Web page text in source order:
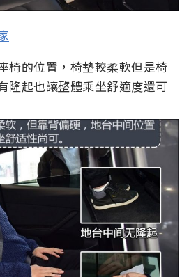
椅的位置，椅墊較柔軟但是椅
隆起也讓整體乘坐舒適度還可